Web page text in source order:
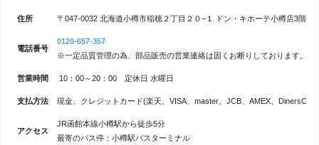
住所 〒047-0032 北海道小樽市稲穂２丁目２０−１ ドン・キホーテ小樽店3階
電話番号
0120-657-357
※一定品質管理の為、部品販売の営業連絡は固くお断りしております。
営業時間 10：00～20：00 定休日 水曜日
支払方法 現金、クレジットカード(楽天、VISA、master、JCB、AMEX、
アクセス
JR函館本線小樽駅から徒歩5分
最寄のバス停：小樽駅バスターミナル